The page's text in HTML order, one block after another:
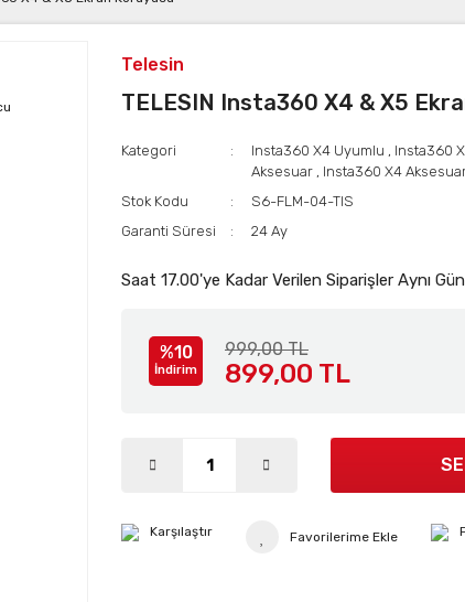
Telesin
TELESIN Insta360 X4 & X5
Kategori Insta360 X4 Uyumlu , Insta360
Aksesuar , Insta360 X4
Stok Kodu
S6-FLM-04-TIS
Garanti Süresi
24 Ay
Saat 17.00'ye Kadar Verilen Siparişler Aynı
%10
İndirim
999,00 TL
899,00 TL
Karşılaştır